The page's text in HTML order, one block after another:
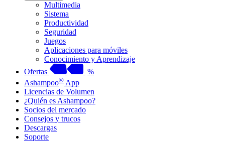
Multimedia
Sistema
Productividad
Seguridad
Juegos
Aplicaciones para móviles
Conocimiento y Aprendizaje
Ofertas
%
Ashampoo® App
Licencias de Volumen
¿Quién es Ashampoo?
Socios del mercado
Consejos y trucos
Descargas
Soporte